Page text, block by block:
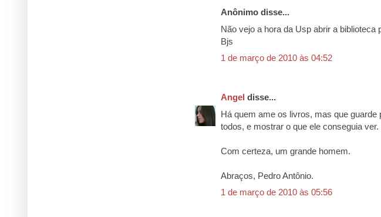
Anônimo disse...
Não vejo a hora da Usp abrir a biblioteca
Bjs
1 de março de 2010 às 04:52
Angel disse...
Há quem ame os livros, mas que
todos, e mostrar o que ele conseguia ver.
Com certeza, um grande homem.
Abraços, Pedro Antônio.
1 de março de 2010 às 05:56